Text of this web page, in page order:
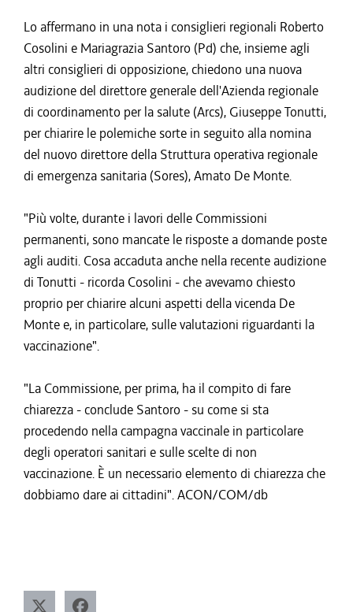
Lo affermano in una nota i consiglieri regionali Roberto
Cosolini e Mariagrazia Santoro (Pd) che, insieme agli
altri consiglieri di opposizione, chiedono una nuova
audizione del direttore generale dell'Azienda regionale
di coordinamento per la salute (Arcs), Giuseppe Tonutti,
per chiarire le polemiche sorte in seguito alla nomina
del nuovo direttore della Struttura operativa regionale
di emergenza sanitaria (Sores), Amato De Monte.
"Più volte, durante i lavori delle Commissioni
permanenti, sono mancate le risposte a domande poste
agli auditi. Cosa accaduta anche nella recente audizione
di Tonutti - ricorda Cosolini - che avevamo chiesto
proprio per chiarire alcuni aspetti della vicenda De
Monte e, in particolare, sulle valutazioni riguardanti la
vaccinazione".
"La Commissione, per prima, ha il compito di fare
chiarezza - conclude Santoro - su come si sta
procedendo nella campagna vaccinale in particolare
degli operatori sanitari e sulle scelte di non
vaccinazione. È un necessario elemento di chiarezza che
dobbiamo dare ai cittadini". ACON/COM/db